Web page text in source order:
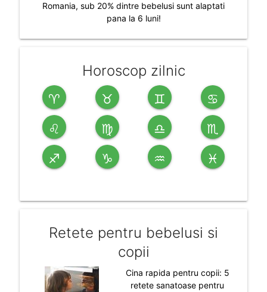
Romania, sub 20% dintre bebelusi sunt alaptati
pana la 6 luni!
Horoscop zilnic
♈ ♉ ♊ ♋
♌ ♍ ♎ ♏
♐ ♑ ♒ ♓
Retete pentru bebelusi si
copii
Cina rapida pentru copii: 5
retete sanatoase pentru